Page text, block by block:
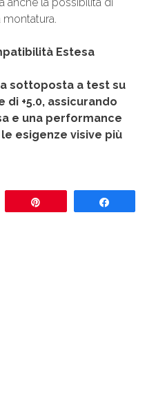
Estesa
sottoposta a test su
di +5.0, assicurando
e una performance
esigenze visive più